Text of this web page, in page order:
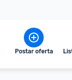
Postar oferta